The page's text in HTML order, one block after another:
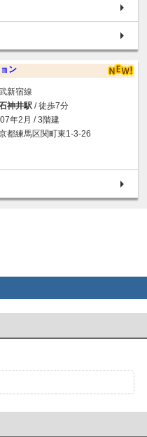
ン
新宿線
神井駅 / 徒歩7分
年2月 / 3階建
都練馬区関町東1-3-26